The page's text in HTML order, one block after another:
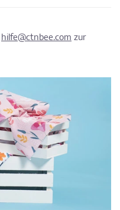
hilfe@ctnbee.com zur